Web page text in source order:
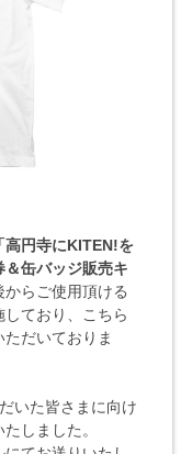
高円寺にKITEN!を
缶バッジ販売キ
らご使用頂ける
ており、こちら
だいておりま
いた皆さまに向け
しました。